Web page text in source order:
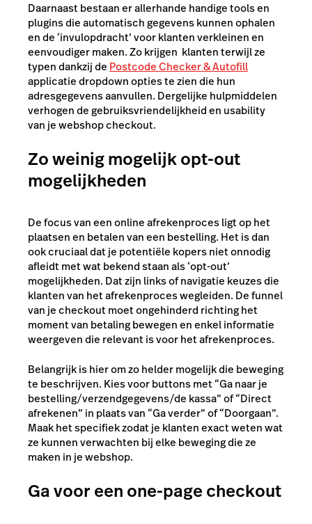
Daarnaast bestaan er allerhande handige tools en
plugins die automatisch gegevens kunnen ophalen
en de ‘invulopdracht’ voor klanten verkleinen en
eenvoudiger maken. Zo krijgen klanten terwijl ze
typen dankzij de Postcode Checker & Autofill
applicatie dropdown opties te zien die hun
adresgegevens aanvullen. Dergelijke hulpmiddelen
verhogen de gebruiksvriendelijkheid en usability
van je webshop checkout.
Zo weinig mogelijk opt-out
mogelijkheden
De focus van een online afrekenproces ligt op het
plaatsen en betalen van een bestelling. Het is dan
ook cruciaal dat je potentiële kopers niet onnodig
afleidt met wat bekend staan als ‘opt-out’
mogelijkheden. Dat zijn links of navigatie keuzes die
klanten van het afrekenproces wegleiden. De funnel
van je checkout moet ongehinderd richting het
moment van betaling bewegen en enkel informatie
weergeven die relevant is voor het afrekenproces.
Belangrijk is hier om zo helder mogelijk die beweging
te beschrijven. Kies voor buttons met “Ga naar je
bestelling/verzendgegevens/de kassa” of “Direct
afrekenen” in plaats van “Ga verder” of “Doorgaan”.
Maak het specifiek zodat je klanten exact weten wat
ze kunnen verwachten bij elke beweging die ze
maken in je webshop.
Ga voor een one-page checkout